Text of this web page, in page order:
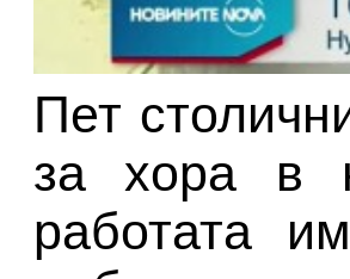
Пет
за хора в
работата